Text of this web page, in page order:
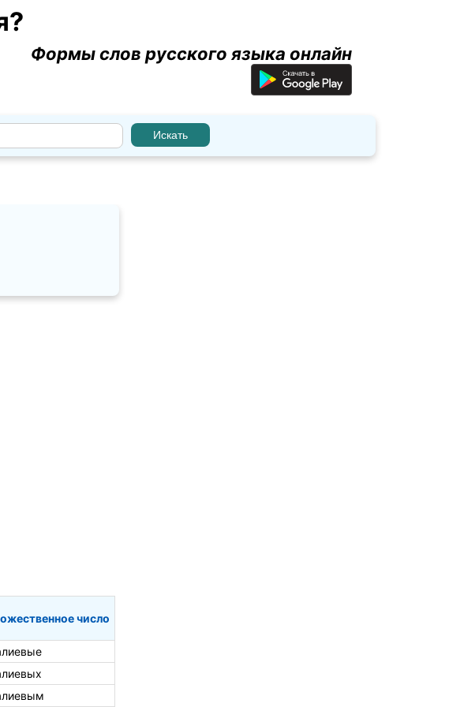
Формы слов русского языка онлайн
число